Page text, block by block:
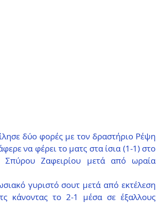
δύο φορές με τον δραστήριο Ρέψη
να φέρει το ματς στα ίσια (1-1) στο
Σπύρου Ζαφειρίου μετά από ωραία
γυριστό σουτ μετά από εκτέλεση
κάνοντας το 2-1 μέσα σε έξαλλους